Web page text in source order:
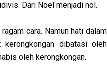
Dari Noel menjadi nol.
cara. Namun hati dalam
kerongkongan dibatasi oleh
oleh kerongkongan.